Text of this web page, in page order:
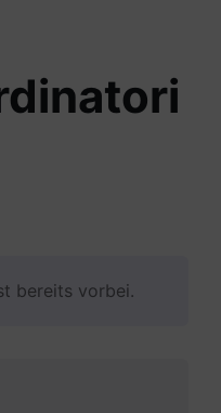
bereits vorbei.